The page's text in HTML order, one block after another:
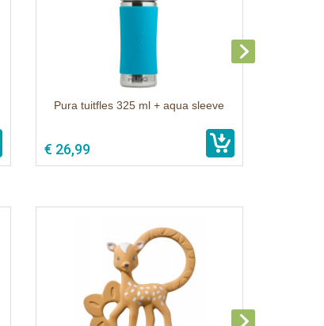
Pura tuitfles 325 ml + aqua sleeve
€ 26,99